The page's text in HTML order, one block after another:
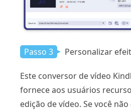
Passo 3 Personalizar
Este conversor de vídeo
fornece aos usuários
edição de vídeo. Se você